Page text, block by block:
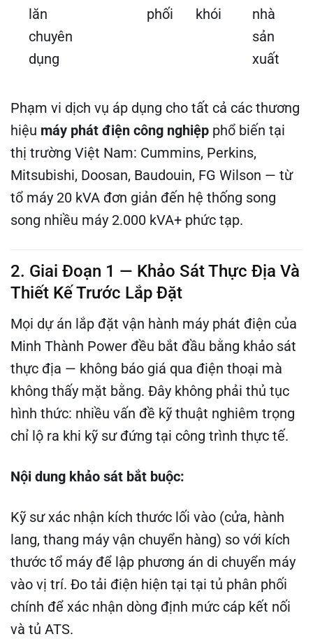
lăn
chuyên
dụng
phối
khói
nhà
sản
xuất
Phạm vi dịch vụ áp dụng cho tất cả các thương
hiệu máy phát điện công nghiệp phổ biến tại
thị trường Việt Nam: Cummins, Perkins,
Mitsubishi, Doosan, Baudouin, FG Wilson — từ
tổ máy 20 kVA đơn giản đến hệ thống song
song nhiều máy 2.000 kVA+ phức tạp.
2. Giai Đoạn 1 — Khảo Sát Thực Địa Và
Thiết Kế Trước Lắp Đặt
Mọi dự án lắp đặt vận hành máy phát điện của
Minh Thành Power đều bắt đầu bằng khảo sát
thực địa — không báo giá qua điện thoại mà
không thấy mặt bằng. Đây không phải thủ tục
hình thức: nhiều vấn đề kỹ thuật nghiêm trọng
chỉ lộ ra khi kỹ sư đứng tại công trình thực tế.
Nội dung khảo sát bắt buộc:
Kỹ sư xác nhận kích thước lối vào (cửa, hành
lang, thang máy vận chuyển hàng) so với kích
thước tổ máy để lập phương án di chuyển máy
vào vị trí. Đo tải điện hiện tại tại tủ phân phối
chính để xác nhận dòng định mức cáp kết nối
và tủ ATS.